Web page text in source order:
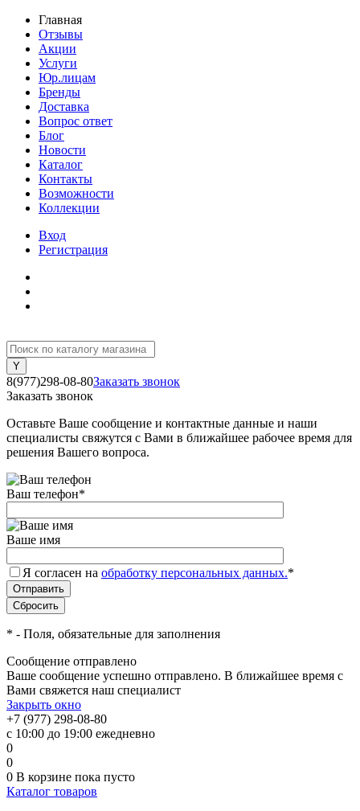
Главная
Отзывы
Акции
Услуги
Юр.лицам
Бренды
Доставка
Вопрос ответ
Блог
Новости
Каталог
Контакты
Возможности
Коллекции
Вход
Регистрация
8(977)298-08-80Заказать звонок
Заказать звонок
Оставьте Ваше сообщение и контактные данные и наши
специалисты свяжутся с Вами в ближайшее рабочее время для
решения Вашего вопроса.
Ваш телефон*
Ваше имя
Я согласен на обработку персональных данных.*
* - Поля, обязательные для заполнения
Сообщение отправлено
Ваше сообщение успешно отправлено. В ближайшее время с
Вами свяжется наш специалист
Закрыть окно
+7 (977) 298-08-80
с 10:00 до 19:00 ежедневно
0
0
0 В корзине пока пусто
Каталог товаров